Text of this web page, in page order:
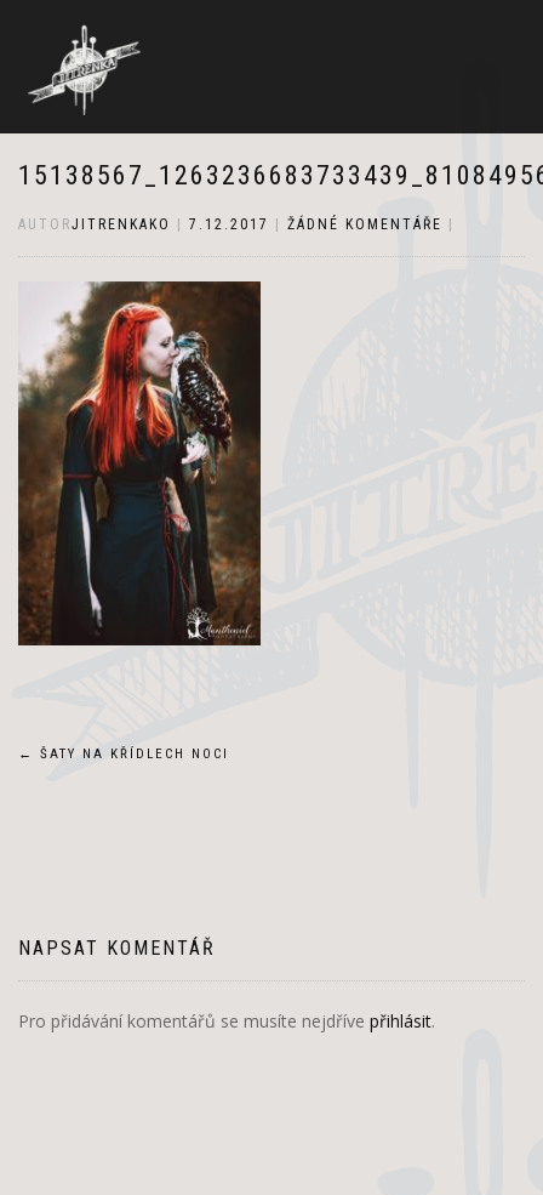
AUTORJITRENKAKO 7.12.2017 ŽÁDNÉ KOMENTÁŘE
Navigace
← ŠATY NA KŘÍDLECH NOCI
NAPSAT KOMENTÁŘ
Pro přidávání komentářů se musíte nejdříve přihlásit.